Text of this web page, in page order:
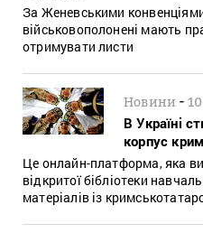
За Женевськими конвенціями
військовополонені мають
отримувати листи
Новини -
В Україні
корпус
Це онлайн-платформа, яка
відкритої бібліотеки
матеріалів із